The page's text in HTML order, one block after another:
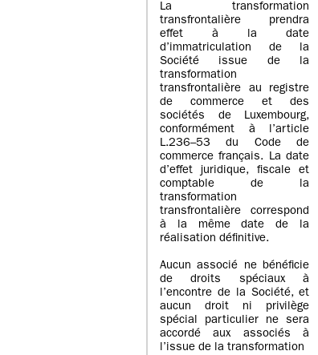
La transformation
transfrontalière prendra
effet à la date
d’immatriculation de la
Société issue de la
transformation
transfrontalière au registre
de commerce et des
sociétés de Luxembourg,
conformément à l’article
L.236–53 du Code de
commerce français. La date
d’effet juridique, fiscale et
comptable de la
transformation
transfrontalière correspond
à la même date de la
réalisation définitive.
Aucun associé ne bénéficie
de droits spéciaux à
l’encontre de la Société, et
aucun droit ni privilège
spécial particulier ne sera
accordé aux associés à
l’issue de la transformation